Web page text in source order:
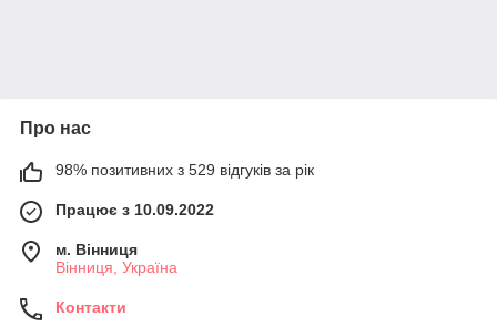
Про нас
98% позитивних з 529 відгуків за рік
Працює з 10.09.2022
м. Вінниця
Вінниця, Україна
Контакти